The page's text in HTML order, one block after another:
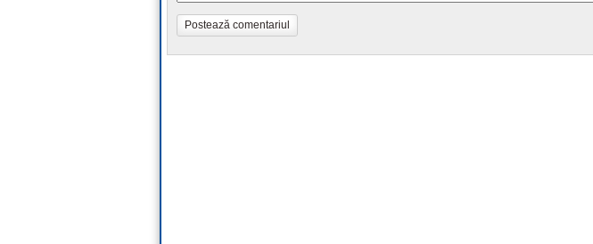
Postează comentariul